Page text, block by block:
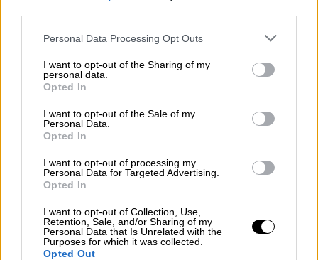
Please note that this website/app uses one or more Google
not limited to your visit or usage behaviour. You may click to
grant or deny consent to Google and its third-party tags to
use your data for below specified purposes in below Google
consent section.
Personal Data Processing Opt Outs
I want to opt-out of the Sharing of my
personal data.
Opted In
I want to opt-out of the Sale of my
Personal Data.
Opted In
I want to opt-out of processing my
Personal Data for Targeted Advertising.
Opted In
I want to opt-out of Collection, Use,
Retention, Sale, and/or Sharing of my
Personal Data that Is Unrelated with the
Purposes for which it was collected.
Opted Out
επαναφορτώσετε» γράφει το μήνυμα που
εμφανίζεται στη θέση των αναρτήσεων.
ΑΛΛΑ #TAGS
Τζέφρι Έπσταϊν
τεχνητή νοημοσύνη
Ryanair